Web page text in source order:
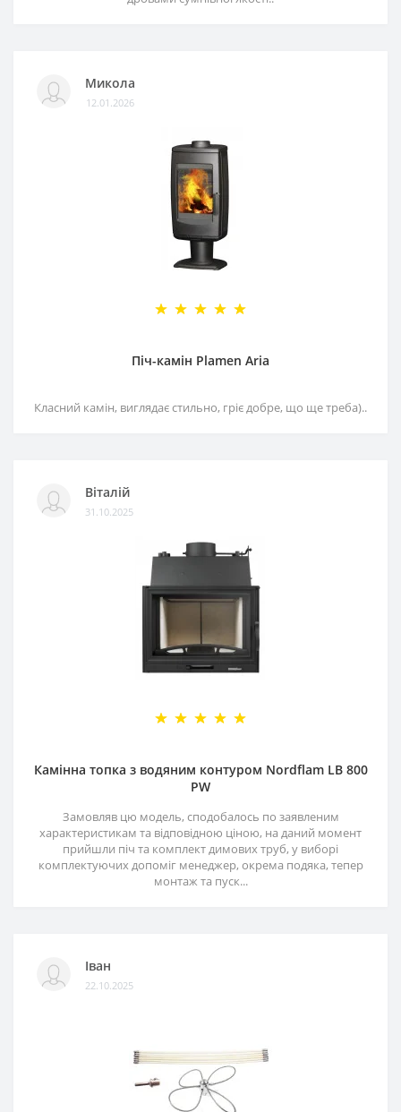
Микола
12.01.2026
Піч-камін Plamen Aria
Класний камін, виглядає стильно, гріє добре, що ще треба)..
Віталій
31.10.2025
Камінна топка з водяним контуром Nordflam LB 800
PW
Замовляв цю модель, сподобалось по заявленим
характеристикам та відповідною ціною, на даний момент
прийшли піч та комплект димових труб, у виборі
комплектуючих допоміг менеджер, окрема подяка, тепер
монтаж та пуск...
Іван
22.10.2025